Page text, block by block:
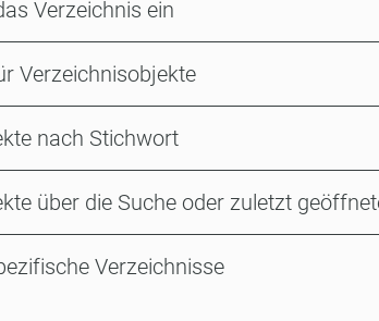
Verzeichnis ein
Verzeichnisobjekte
nach Stichwort
über die Suche oder zuletzt
Verzeichnisse